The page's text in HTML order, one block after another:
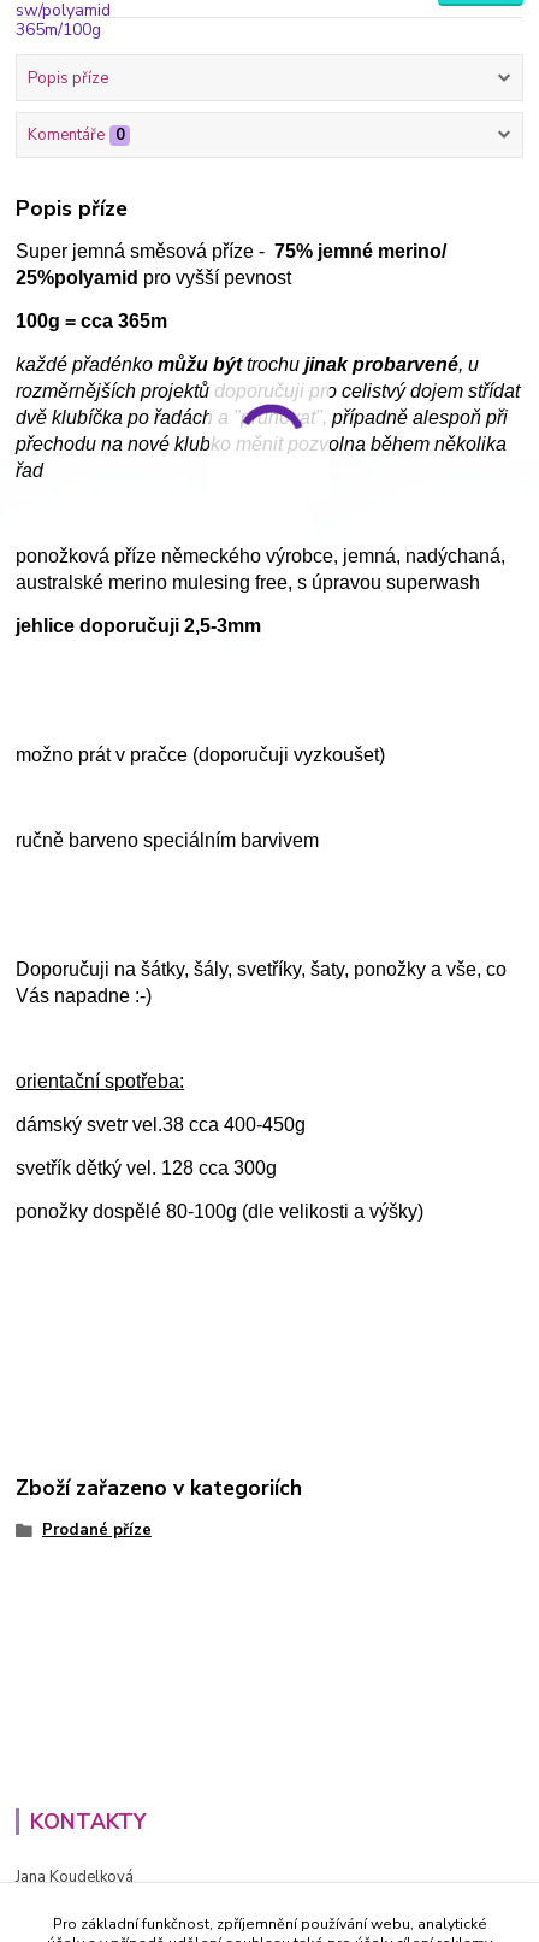
Popis příze
Komentáře 0
Popis příze
Super jemná směsová příze -75% jemné merino/
25%polyamid pro vyšší pevnost
100g = cca 365m
každé přadénko můžu býttrochujinak probarvené, u
rozměrnějších projektů doporučuji pro celistvý dojem střídat
dvě klubíčka po řadách a "pruhovat", případně alespoň při
přechodu na nové klubko měnit pozvolna během několika
řad
ponožková příze německého výrobce, jemná, nadýchaná,
australské merino mulesing free, s úpravou superwash
jehlice doporučuji 2,5-3mm
možno prát v pračce (doporučuji vyzkoušet)
ručně barveno speciálním barvivem
Doporučuji na šátky, šály, svetříky, šaty, ponožky a vše, co
Vás napadne :-)
orientační spotřeba:
dámský svetr vel.38 cca 400-450g
svetřík dětký vel. 128 cca 300g
ponožky dospělé 80-100g (dle velikosti a výšky)
Zboží zařazeno v kategoriích
Prodané příze
KONTAKTY
Jana Koudelková
PO - PÁ (8-16h)
Pro základní funkčnost, zpříjemnění používání webu, analytické